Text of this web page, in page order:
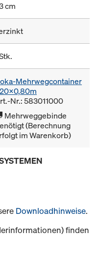
cm
Mehrwegcontainer
Nr.: 583011000
Mehrweggebinde
(Berechnung
im Warenkorb)
Downloadhinweise.
finden